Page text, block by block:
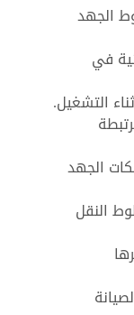
الجهد
في
التشغيل.
الجهد
النقل